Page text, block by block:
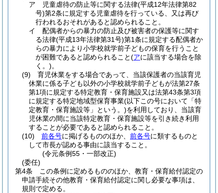
ア
児童虐待の防止等に関する法律(平成12年法律第82
号)第2条に規定する児童虐待を行っている、又は再び
行われるおそれがあると認められること。
イ
配偶者からの暴力の防止及び被害者の保護等に関す
る法律(平成13年法律第31号)第1条に規定する配偶者か
らの暴力により小学校就学前子どもの保育を行うこと
が困難であると認められること(アに該当する場合を除
く。)。
(9)
育児休業をする場合であって、当該保護者の当該育児
休業に係る子ども以外の小学校就学前子どもが法第27条
第1項に規定する特定教育・保育施設又は法第43条第3項
に規定する特定地域型保育事業(以下この号において「特
定教育・保育施設等」という。)を利用しており、当該育
児休業の間に当該特定教育・保育施設等を引き続き利用
することが必要であると認められること。
(10)
前各号に掲げるもののほか、 前各号に類するものと
して市長が認める事由に該当すること。
(令元条例55・一部改正)
(委任)
第4条
この条例に定めるもののほか、教育・保育給付認定の
申請手続その他教育・保育給付認定に関し必要な事項は、
規則で定める。